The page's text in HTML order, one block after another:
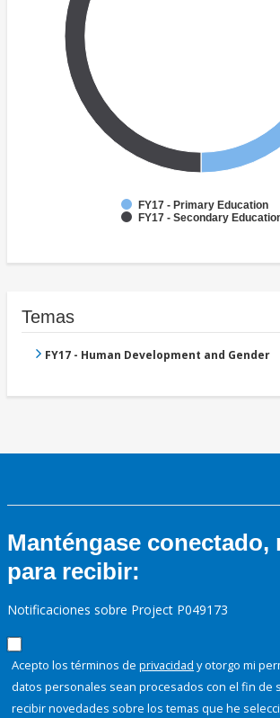
FY17 - Primary Education
FY17 - Secondary
Temas
FY17 - Human Development and Gender
Manténgase conectado,
para recibir:
Notificaciones sobre Project P049173
Acepto los términos de privacidad y otorgo mi
datos personales sean procesados con el fin de
recibir novedades sobre los temas que he